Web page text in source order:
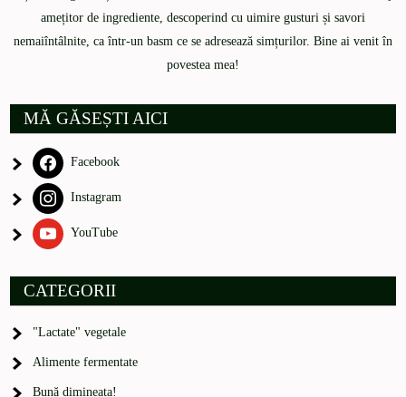
amețitor de ingrediente, descoperind cu uimire gusturi și savori
nemaiîntâlnite, ca într-un basm ce se adresează simțurilor. Bine ai venit în
povestea mea!
MĂ GĂSEȘTI AICI
Facebook
Instagram
YouTube
CATEGORII
"Lactate" vegetale
Alimente fermentate
Bună dimineața!